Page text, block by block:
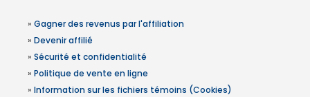
» Gagner des revenus par l'affiliation
» Devenir affilié
» Sécurité et confidentialité
» Politique de vente en ligne
» Information sur les fichiers témoins (Cookies)